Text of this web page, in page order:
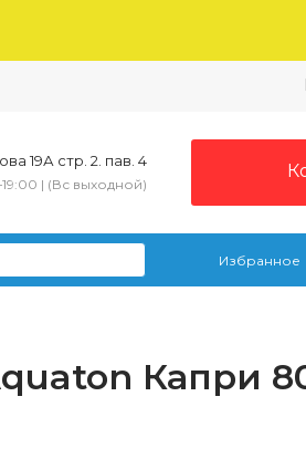
19А стр. 2. пав. 4
| (Вс выходной)
Избранное
Капри